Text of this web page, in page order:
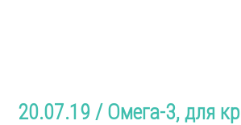
20.07.19 / Омега-3, для